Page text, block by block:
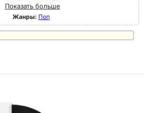
Показать больше
Жанры: Поп